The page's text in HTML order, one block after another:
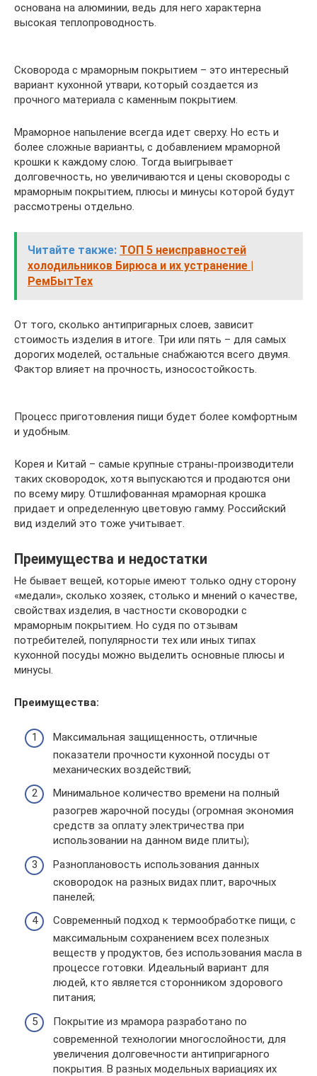
основана на алюминии, ведь для него характерна
высокая теплопроводность.
Сковорода с мраморным покрытием – это интересный
вариант кухонной утвари, который создается из
прочного материала с каменным покрытием.
Мраморное напыление всегда идет сверху. Но есть и
более сложные варианты, с добавлением мраморной
крошки к каждому слою. Тогда выигрывает
долговечность, но увеличиваются и цены сковороды с
мраморным покрытием, плюсы и минусы которой будут
рассмотрены отдельно.
Читайте также: ТОП 5 неисправностей
холодильников Бирюса и их устранение |
РемБытТех
От того, сколько антипригарных слоев, зависит
стоимость изделия в итоге. Три или пять – для самых
дорогих моделей, остальные снабжаются всего двумя.
Фактор влияет на прочность, износостойкость.
Процесс приготовления пищи будет более комфортным
и удобным.
Корея и Китай – самые крупные страны-производители
таких сковородок, хотя выпускаются и продаются они
по всему миру. Отшлифованная мраморная крошка
придает и определенную цветовую гамму. Российский
вид изделий это тоже учитывает.
Преимущества и недостатки
Не бывает вещей, которые имеют только одну сторону
«медали», сколько хозяек, столько и мнений о качестве,
свойствах изделия, в частности сковородки с
мраморным покрытием. Но судя по отзывам
потребителей, популярности тех или иных типах
кухонной посуды можно выделить основные плюсы и
минусы.
Преимущества:
Максимальная защищенность, отличные
показатели прочности кухонной посуды от
механических воздействий;
Минимальное количество времени на полный
разогрев жарочной посуды (огромная экономия
средств за оплату электричества при
использовании на данном виде плиты);
Разноплановость использования данных
сковородок на разных видах плит, варочных
панелей;
Современный подход к термообработке пищи, с
максимальным сохранением всех полезных
веществ у продуктов, без использования масла в
процессе готовки. Идеальный вариант для
людей, кто является сторонником здорового
питания;
Покрытие из мрамора разработано по
современной технологии многослойности, для
увеличения долговечности антипригарного
покрытия. В разных модельных вариациях их